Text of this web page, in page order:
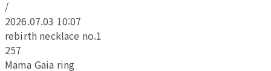
/
2026.07.03 10:07
rebirth necklace no.1
257
Mama Gaia ring